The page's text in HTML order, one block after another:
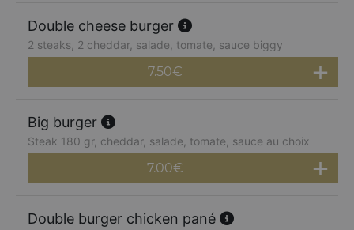
Double cheese burger
2 steaks, 2 cheddar, salade, tomate, sauce biggy
7.50€
Big burger
Steak 180 gr, cheddar, salade, tomate, sauce au choix
7.00€
Double burger chicken pané